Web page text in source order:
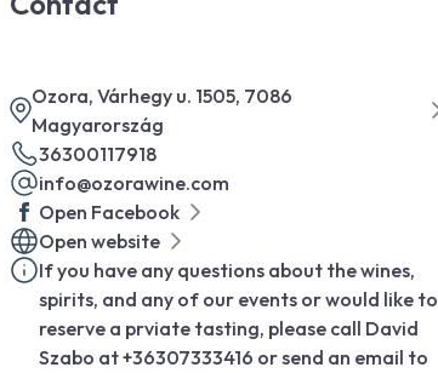
Ozora, Várhegy u. 1505, 7086
Magyarország
36300117918
info@ozorawine.com
Open Facebook
Open website
If you have any questions about the wines,
spirits, and any of our events or would like to
reserve a prviate tasting, please call David
Szabo at +36307333416 or send an email to